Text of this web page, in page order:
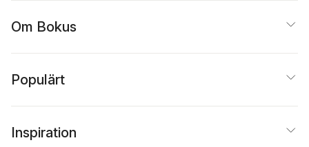
Om Bokus
Populärt
Inspiration